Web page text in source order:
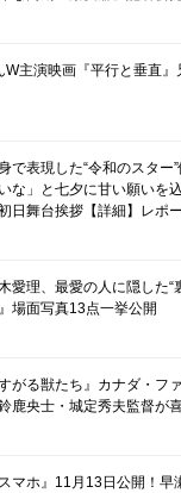
W主演映画『平行と垂直
で表現した“令和のスター
な」と七夕に甘い願いを
日舞台挨拶【詳細】レポ
愛理、最愛の人に隠した
場面写真13点一挙公開
がる獣たち』カナダ・フ
鹿央士・城定秀夫監督が
マホ』11月13日公開！早